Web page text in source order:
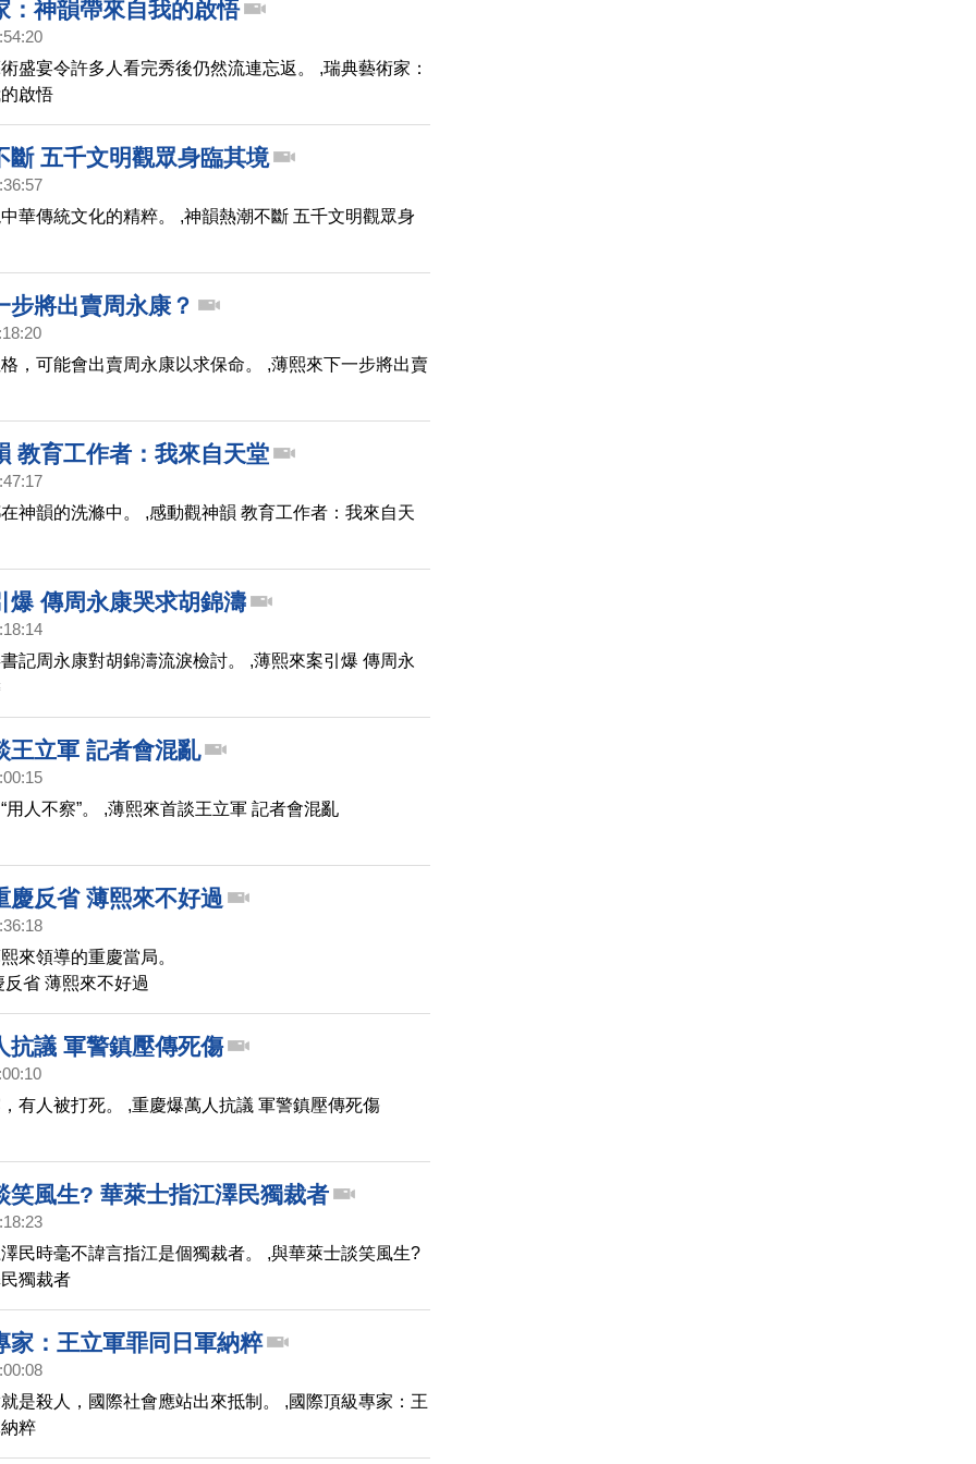
：神韻帶來自我的啟悟
盛宴令許多人看完秀後仍然流連忘返。 ,瑞典藝術家：
啟悟
斷 五千文明觀眾身臨其境
華傳統文化的精粹。 ,神韻熱潮不斷 五千文明觀眾身
步將出賣周永康？
，可能會出賣周永康以求保命。 ,薄熙來下一步將出賣
教育工作者：我來自天堂
神韻的洗滌中。 ,感動觀神韻 教育工作者：我來自天
爆 傳周永康哭求胡錦濤
記周永康對胡錦濤流淚檢討。 ,薄熙來案引爆 傳周永
王立軍 記者會混亂
用人不察”。 ,薄熙來首談王立軍 記者會混亂
慶反省 薄熙來不好過
來領導的重慶當局。
省 薄熙來不好過
抗議 軍警鎮壓傳死傷
有人被打死。 ,重慶爆萬人抗議 軍警鎮壓傳死傷
笑風生? 華萊士指江澤民獨裁者
民時毫不諱言指江是個獨裁者。 ,與華萊士談笑風生?
獨裁者
家：王立軍罪同日軍納粹
是殺人，國際社會應站出來抵制。 ,國際頂級專家：王
粹